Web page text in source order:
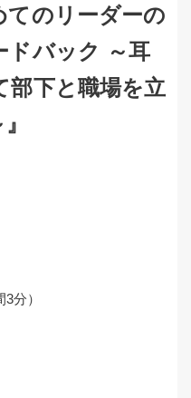
てのリーダーの
ドバック ～耳
部下と職場を立
分）